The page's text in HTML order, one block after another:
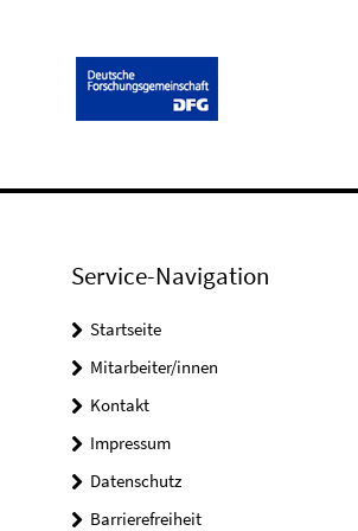
Service-Navigation
Startseite
Mitarbeiter/innen
Kontakt
Impressum
Datenschutz
Barrierefreiheit